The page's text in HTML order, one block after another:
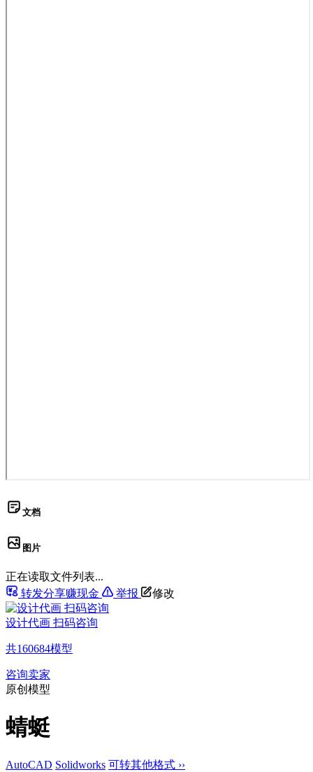
文档
图片
正在读取文件列表...
转发分享赚现金
举报 修改
设计代画 扫码咨询
共160684模型
咨询卖家
原创模型
蜻蜓
AutoCAD Solidworks 可转其他格式 ››